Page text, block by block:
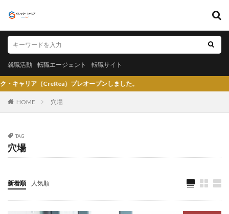
就職活動 転職エージェント 転職サイト
）プレオープンしました。
HOME 穴場
TAG
穴場
新着順 人気順
就職活動 転職エージェント 転職サイト
カテゴリー